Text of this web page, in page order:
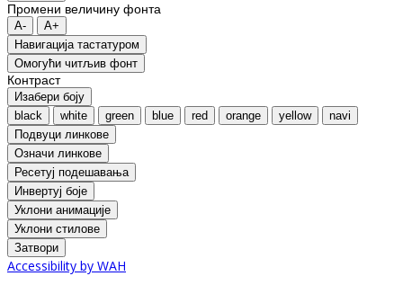
Промени величину фонта
A-
A+
Навигација тастатуром
Oмогући читљив фонт
Контраст
Изабери боју
black
white green blue red orange yellow
navi
Подвуци линкове
Означи линкове
Ресетуј подешавања
Инвертуј боје
Уклони анимације
Уклони стилове
Затвори
Accessibility by WAH